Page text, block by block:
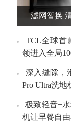
滤网智换
TCL全球首
领进入全局
深入缝隙，
Pro Ultra洗地
极致轻音+
机让早餐自